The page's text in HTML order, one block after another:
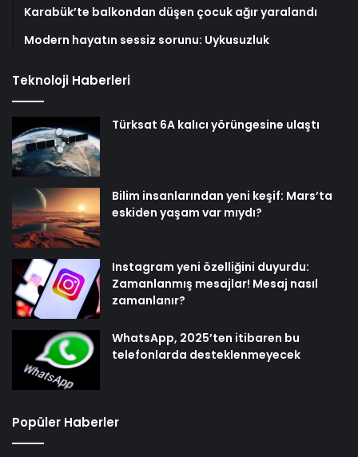
Karabük’te balkondan düşen çocuk ağır yaralandı
Modern hayatın sessiz sorunu: Uykusuzluk
Teknoloji Haberleri
Türksat 6A kalıcı yörüngesine ulaştı
Bilim insanlarından yeni keşif: Mars’ta
eskiden yaşam var mıydı?
Instagram yeni özelliğini duyurdu:
Zamanlanmış mesajlar! Mesaj nasıl
zamanlanır?
WhatsApp, 2025’ten itibaren bu
telefonlarda desteklenmeyecek
Popüler Haberler